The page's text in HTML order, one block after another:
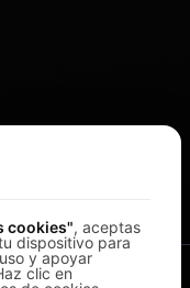
cookies", aceptas
dispositivo para
y apoyar
clic en